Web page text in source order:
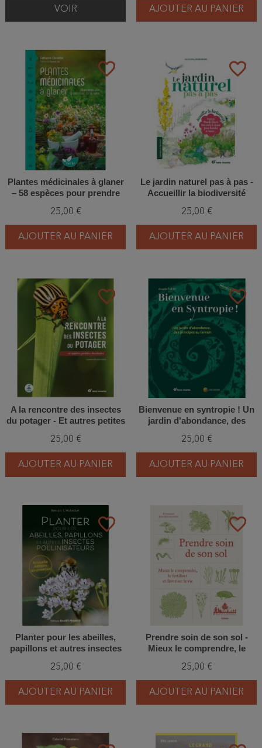
VOIR AJOUTER AU PANIER
favorite_border
Plantes médicinales à glaner
– 58 espèces pour prendre
25,00 €
AJOUTER AU PANIER
favorite_border
Le jardin naturel pas à pas -
Accueillir la biodiversité
25,00 €
AJOUTER AU PANIER
favorite_border
A la rencontre des insectes
du potager - Et autres petites
25,00 €
AJOUTER AU PANIER
favorite_border
Bienvenue en syntropie ! Un
jardin d'abondance, des
25,00 €
AJOUTER AU PANIER
favorite_border
Planter pour les abeilles,
papillons et autres insectes
25,00 €
AJOUTER AU PANIER
favorite_border
Prendre soin de son sol -
Mieux le comprendre, le
25,00 €
AJOUTER AU PANIER